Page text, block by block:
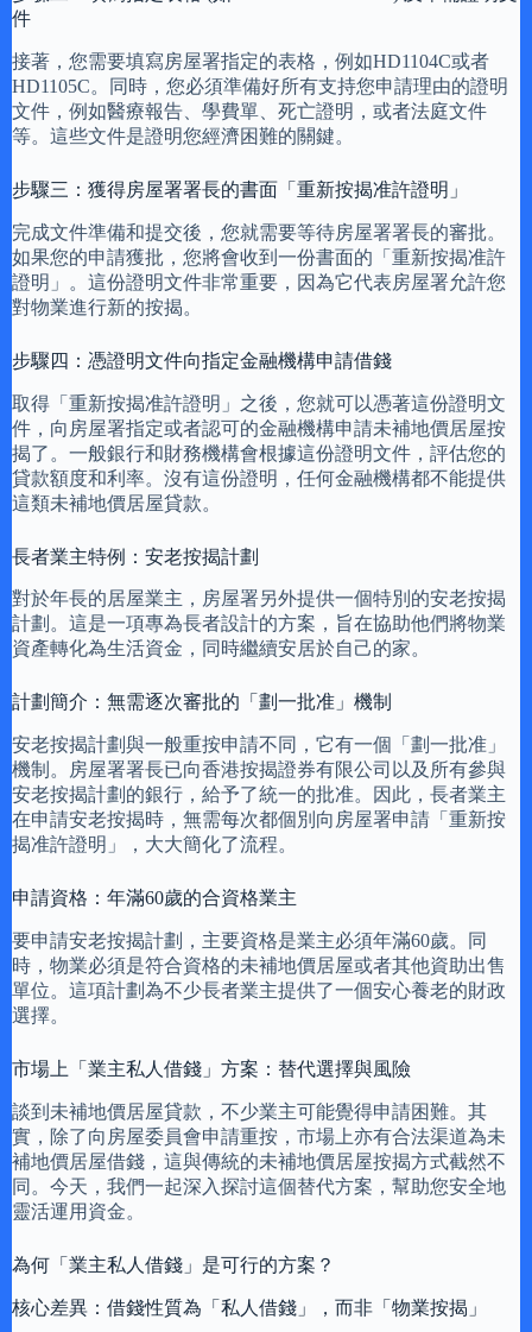
件
接著，您需要填寫房屋署指定的表格，例如HD1104C或者
HD1105C。同時，您必須準備好所有支持您申請理由的證明
文件，例如醫療報告、學費單、死亡證明，或者法庭文件
等。這些文件是證明您經濟困難的關鍵。
步驟三：獲得房屋署署長的書面「重新按揭准許證明」
完成文件準備和提交後，您就需要等待房屋署署長的審批。
如果您的申請獲批，您將會收到一份書面的「重新按揭准許
證明」。這份證明文件非常重要，因為它代表房屋署允許您
對物業進行新的按揭。
步驟四：憑證明文件向指定金融機構申請借錢
取得「重新按揭准許證明」之後，您就可以憑著這份證明文
件，向房屋署指定或者認可的金融機構申請未補地價居屋按
揭了。一般銀行和財務機構會根據這份證明文件，評估您的
貸款額度和利率。沒有這份證明，任何金融機構都不能提供
這類未補地價居屋貸款。
長者業主特例：安老按揭計劃
對於年長的居屋業主，房屋署另外提供一個特別的安老按揭
計劃。這是一項專為長者設計的方案，旨在協助他們將物業
資產轉化為生活資金，同時繼續安居於自己的家。
計劃簡介：無需逐次審批的「劃一批准」機制
安老按揭計劃與一般重按申請不同，它有一個「劃一批准」
機制。房屋署署長已向香港按揭證券有限公司以及所有參與
安老按揭計劃的銀行，給予了統一的批准。因此，長者業主
在申請安老按揭時，無需每次都個別向房屋署申請「重新按
揭准許證明」，大大簡化了流程。
申請資格：年滿60歲的合資格業主
要申請安老按揭計劃，主要資格是業主必須年滿60歲。同
時，物業必須是符合資格的未補地價居屋或者其他資助出售
單位。這項計劃為不少長者業主提供了一個安心養老的財政
選擇。
市場上「業主私人借錢」方案：替代選擇與風險
談到未補地價居屋貸款，不少業主可能覺得申請困難。其
實，除了向房屋委員會申請重按，市場上亦有合法渠道為未
補地價居屋借錢，這與傳統的未補地價居屋按揭方式截然不
同。今天，我們一起深入探討這個替代方案，幫助您安全地
靈活運用資金。
為何「業主私人借錢」是可行的方案？
核心差異：借錢性質為「私人借錢」，而非「物業按揭」